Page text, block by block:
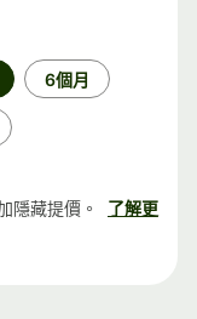
6個月
隱藏提價。
了解更